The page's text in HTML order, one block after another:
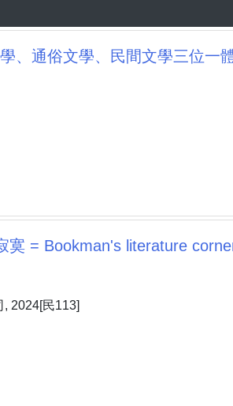
、通俗文學、民間文學三位一
寞 = Bookman's literature
2024[民113]